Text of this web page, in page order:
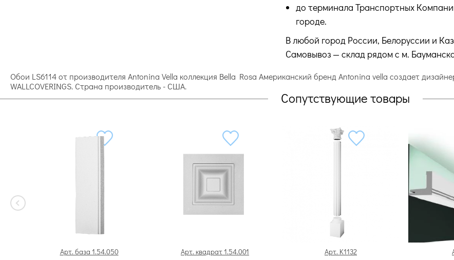
до терминала Транспортных
городе.
В любой город России, Белоруссии и
Самовывоз — склад рядом с м.
Обои LS6114 от производителя Antonina Vella коллекция Bella Rosa Американский бренд Antonina vella создает
WALLCOVERINGS. Страна производитель - США.
Сопутствующие товары
Арт. база 1.54.050 Арт. квадрат 1.54.001 Арт. K1132